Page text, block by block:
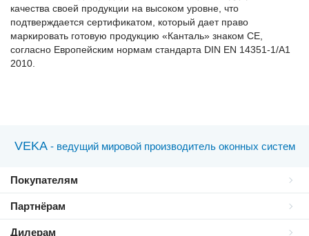
качества своей продукции на высоком уровне, что
подтверждается сертификатом, который дает право
маркировать готовую продукцию «Канталь» знаком СЕ,
согласно Европейским нормам стандарта DIN ЕN 14351-1/A1
2010.
VEKA - ведущий мировой производитель оконных систем
Покупателям
Партнёрам
Дилерам